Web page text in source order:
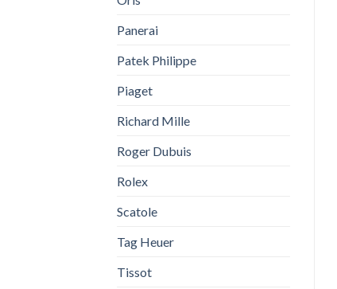
Panerai
Patek Philippe
Piaget
Richard Mille
Roger Dubuis
Rolex
Scatole
Tag Heuer
Tissot